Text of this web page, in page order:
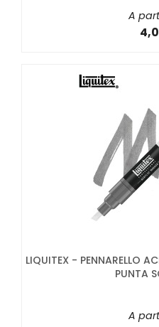
A
LIQUITEX - PENNARELLO
PUNTA
A